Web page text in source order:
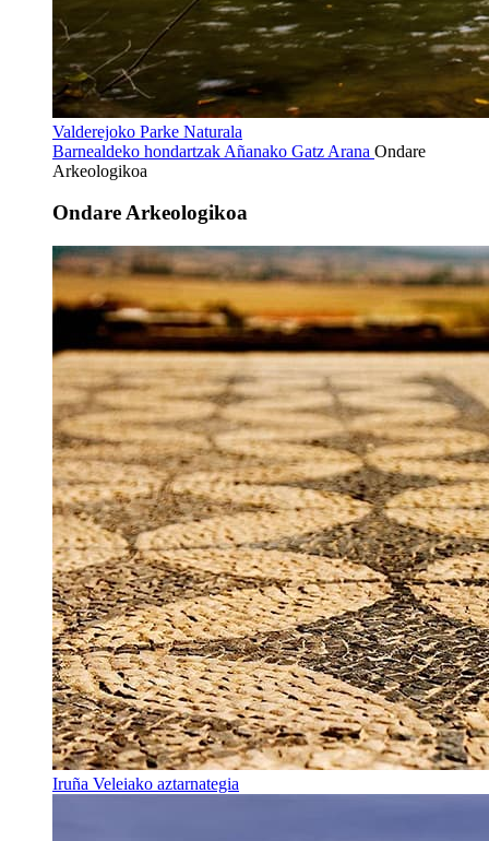
Valderejoko Parke Naturala
Barnealdeko hondartzak Añanako Gatz Arana Ondare
Arkeologikoa
Ondare Arkeologikoa
Iruña Veleiako aztarnategia